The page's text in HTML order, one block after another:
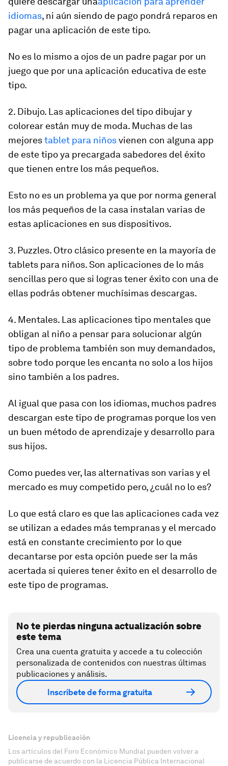
idiomas, ni aún siendo de pago pondrá reparos en
pagar una aplicación de este tipo.
No es lo mismo a ojos de un padre pagar por un
juego que por una aplicación educativa de este
tipo.
2. Dibujo. Las aplicaciones del tipo dibujar y
colorear están muy de moda. Muchas de las
mejorestablet para niñosvienen con alguna app
de este tipo ya precargada sabedores del éxito
que tienen entre los más pequeños.
Esto no es un problema ya que por norma general
los más pequeños de la casa instalan varias de
estas aplicaciones en sus dispositivos.
3. Puzzles. Otro clásico presente en la mayoría de
tablets para niños. Son aplicaciones de lo más
sencillas pero que si logras tener éxito con una de
ellas podrás obtener muchísimas descargas.
4. Mentales. Las aplicaciones tipo mentales que
obligan al niño a pensar para solucionar algún
tipo de problema también son muy demandados,
sobre todo porque les encanta no solo a los hijos
sino también a los padres.
Al igual que pasa con los idiomas, muchos padres
descargan este tipo de programas porque los ven
un buen método de aprendizaje y desarrollo para
sus hijos.
Como puedes ver, las alternativas son varias y el
mercado es muy competido pero, ¿cuál no lo es?
Lo que está claro es que las aplicaciones cada vez
se utilizan a edades más tempranas y el mercado
está en constante crecimiento por lo que
decantarse por esta opción puede ser la más
acertada si quieres tener éxito en el desarrollo de
este tipo de programas.
No te pierdas ninguna actualización sobre
este tema
Crea una cuenta gratuita y accede a tu colección
personalizada de contenidos con nuestras últimas
publicaciones y análisis.
Inscríbete de forma gratuita
Licencia y republicación
Los artículos del Foro Económico Mundial pueden volver a
publicarse de acuerdo con la Licencia Pública Internacional